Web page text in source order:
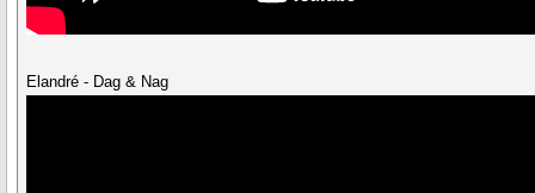
Elandré - Dag & Nag